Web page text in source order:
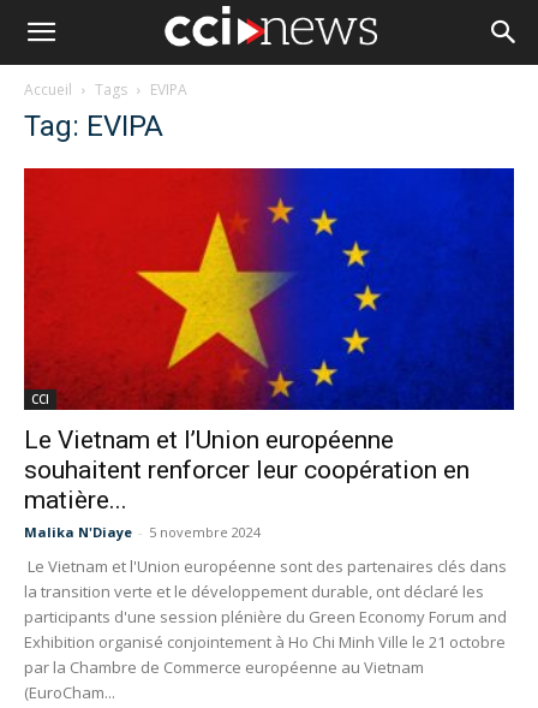
Accueil Tags EVIPA
Tag: EVIPA
CCI
Le Vietnam et l’Union européenne
souhaitent renforcer leur coopération en
matière...
Malika N'Diaye - 5 novembre 2024
Le Vietnam et l'Union européenne sont des partenaires clés dans
la transition verte et le développement durable, ont déclaré les
participants d'une session plénière du Green Economy Forum and
Exhibition organisé conjointement à Ho Chi Minh Ville le 21 octobre
par la Chambre de Commerce européenne au Vietnam
(EuroCham...